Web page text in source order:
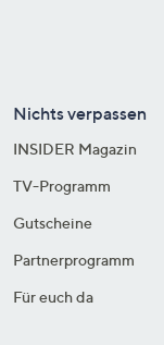
Nichts verpassen
INSIDER Magazin
TV-Programm
Gutscheine
Partnerprogramm
Für euch da